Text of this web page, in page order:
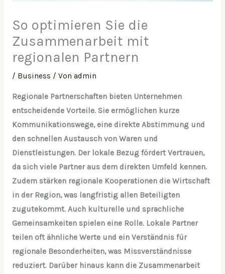
So optimieren Sie die
Zusammenarbeit mit
regionalen Partnern
/ Business / Von admin
Regionale Partnerschaften bieten Unternehmen
entscheidende Vorteile. Sie ermöglichen kurze
Kommunikationswege, eine direkte Abstimmung und
den schnellen Austausch von Waren und
Dienstleistungen. Der lokale Bezug fördert Vertrauen,
da sich viele Partner aus dem direkten Umfeld kennen.
Zudem stärken regionale Kooperationen die Wirtschaft
in der Region, was langfristig allen Beteiligten
zugutekommt. Auch kulturelle und sprachliche
Gemeinsamkeiten spielen eine Rolle. Lokale Partner
teilen oft ähnliche Werte und ein Verständnis für
regionale Besonderheiten, was Missverständnisse
reduziert. Darüber hinaus kann die Zusammenarbeit